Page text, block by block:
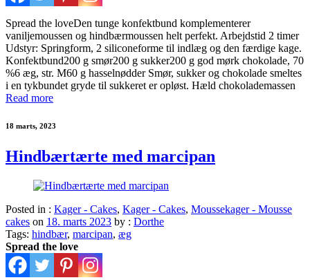
Spread the loveDen tunge konfektbund komplementerer
vaniljemoussen og hindbærmoussen helt perfekt. Arbejdstid 2 timer
Udstyr: Springform, 2 siliconeforme til indlæg og den færdige kage.
Konfektbund200 g smør200 g sukker200 g god mørk chokolade, 70
%6 æg, str. M60 g hasselnødder Smør, sukker og chokolade smeltes
i en tykbundet gryde til sukkeret er opløst. Hæld chokolademassen
Read more
18 marts, 2023
Hindbærtærte med marcipan
Posted in : Kager - Cakes, Kager - Cakes, Moussekager - Mousse
cakes on 18. marts 2023 by : Dorthe
Tags: hindbær, marcipan, æg
Spread the love